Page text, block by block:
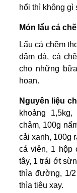
hổi thì không gì
Món lẩu cá
Lẩu cá chẽm
đậm đà, cá
cho những
hoan.
Nguyên liệu
khoảng
châm, 100g
cải xanh, 100g
cá viên, 1 hộp
tây, 1 trái ớt
thìa đường, 1/
thìa tiêu xay.